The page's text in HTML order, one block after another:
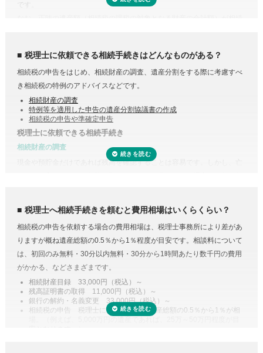
受付時間 平日9:00–19:00 / 土日祝9:00–18:00
です。
税理士に依頼できる相続手続きはどんなものがある？
相続税の申告をはじめ、相続財産の調査、遺産分割をする際に考慮すべ
き相続税の特例のアドバイスなどです。
相続財産の調査
特例等を適用した申告の遺産分割協議書の作成
相続税の申告や準確定申告
税理士に依頼できる相続手続き
相続財産の調査
現金や預貯金だけであれば残高を確認することは容易です。しかし、亡
また、株式や貴金属、不動産などは評価をする必要があります。また、
とで合わせて収集・管理が可能になり、取り直しや多く取りすぎなどの
手間・無駄が省けます。
例えば、配偶者が取得した正味の遺産額は、1億6,000万円と配偶者の法
定相続分相当額を比較してどちらか大きい金額までは相続税がかからな
税理士へ相続手続きを頼むと費用相場はいくらくらい？
相続税の申告を依頼する場合の費用相場は、税理士事務所により差があ
りますが概ね遺産総額の0.5％から1％程度が目安です。相談料について
は、初回のみ無料・30分以内無料・30分から1時間あたり数千円の費用
がかかる、などさまざまです。
相続財産目録 33,000円（税込）～
残高証明書の取得 11,000円（税込）～
銀行の解約・名義変更 33,000円（税込）～
相続税の申告 税理士により差があり遺産総額の0.5％から1％が相